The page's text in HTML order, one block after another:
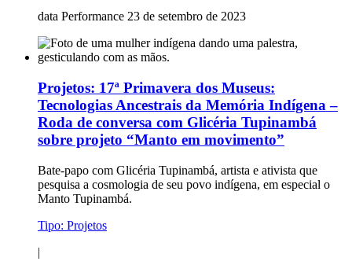
data Performance 23 de setembro de 2023
Projetos: 17ª Primavera dos Museus:
Tecnologias Ancestrais da Memória Indígena –
Roda de conversa com Glicéria Tupinambá
sobre projeto “Manto em movimento”
Bate-papo com Glicéria Tupinambá, artista e ativista que
pesquisa a cosmologia de seu povo indígena, em especial o
Manto Tupinambá.
Tipo: Projetos
|